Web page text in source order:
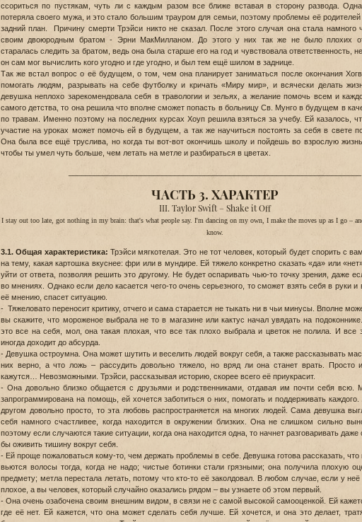
ссориться по пустякам, чуть ли с каждым разом все ближе вставая в сторону развода.
потеряла своего мужа, и это стало большим трауром для семьи, поэтому проблемы её
задний план. Причину смерти Трэйси никто не сказал. После этого случая она стала
своим двоюродным братом - Эрни МакМилланом. До этого у них так же не было плохих
старалась следить за братом, ведь она была старше его на год и чувствовала ответственность,
он сам мог вычислить кого угодно и где угодно, и был тем ещё шилом в заднице.
Так же встал вопрос о её будущем, о том, чем она планирует заниматься после окончания
помогать людям, разрывать на себе футболку и кричать «Миру мир», и всячески делать
девушка неплохо зарекомендовала себя в травологии и зельях, а желание помочь всем и
самого детства, то она решила что вполне сможет попасть в больницу Св. Мунго в будущем в
по травам. Именно поэтому на последних курсах Хоуп решила взяться за учебу. Ей казалось,
участие на уроках может помочь ей в будущем, а так же научиться постоять за себя в свете
Она была все ещё труслива, но когда ты вот-вот окончишь школу и пойдешь во взрослую
чтобы ты умел чуть больше, чем летать на метле и разбираться в цветах.
ЧАСТЬ 3. ХАРАКТЕР
III. Taylor Swift – Shake it Off
I stay out too late, got nothing in my brain: that's what people say. I'm dancing on my own, I make the moves up as I go –
know.
3.1. Общая характеристика: Трэйси мягкотелая. Это не тот человек, который будет спорить с
на тему, какая картошка вкуснее: фри или в мундире. Ей тяжело конкретно сказать «да» или
уйти от ответа, позволяя решить это другому. Не будет оспаривать чью-то точку зрения, даже
во мнениях. Однако если дело касается чего-то очень серьезного, то сможет взять себя в руки и
её мнению, спасет ситуацию.
- Тяжеловато переносит критику, отчего и сама старается не тыкать ни в чьи минусы. Вполне
вы скажите, что мороженое выбрала не то в магазине или кактус начал увядать на
это все на себя, мол, она такая плохая, что все так плохо выбрала и цветок не полила. И все
иногда доходит до абсурда.
- Девушка остроумна. Она может шутить и веселить людей вокруг себя, а также рассказывать
них верно, а что ложь – рассудить довольно тяжело, но вряд ли она станет врать. Просто
кажутся… Невозможными. Трэйси, рассказывая историю, скорее всего её приукрасит.
- Она довольно близко общается с друзьями и родственниками, отдавая им почти себя всю.
запрограммирована на помощь, ей хочется заботиться о них, помогать и поддерживать каждого.
другом довольно просто, то эта любовь распространяется на многих людей. Сама девушка
себя намного счастливее, когда находится в окружении близких. Она не слишком сильно
поэтому если случаются такие ситуации, когда она находится одна, то начнет разговаривать
бы оживить тишину вокруг себя.
- Ей проще пожаловаться кому-то, чем держать проблемы в себе. Девушка готова рассказать, что
вьются волосы тогда, когда не надо; чистые ботинки стали грязными; она получила плохую
предмету; метла перестала летать, потому что кто-то её заколдовал. В любом случае, если у неё
плохое, а вы человек, который случайно оказались рядом – вы узнаете об этом первый.
- Она очень озабочена своим внешним видом, в связи не с самой высокой самооценкой. Ей
где её нет. Ей кажется, что она может сделать себя лучше. Ей хочется, и она это делает,